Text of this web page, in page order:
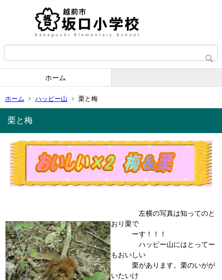
ホーム
ホーム ハッピー山 栗と梅
栗と梅
左横の写真は知ってのと
おり栗で
ーす！！！
ハッピー山にはとってー
もおいしい
栗があります。栗のいがが
いたいけ